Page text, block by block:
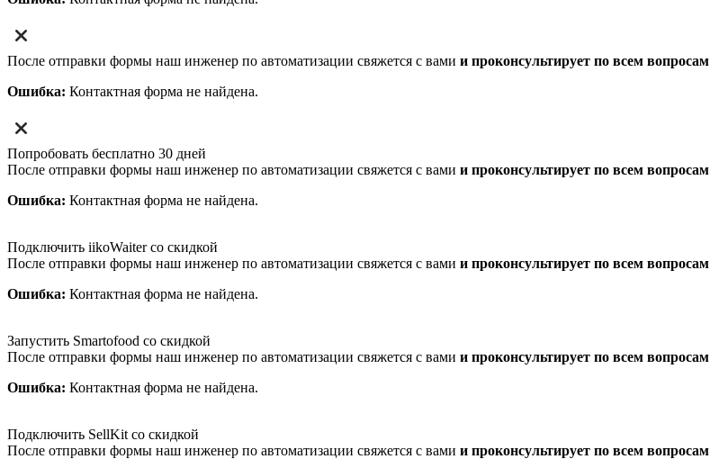
После отправки формы наш инженер по автоматизации свяжется с вами и проконсультирует по всем вопросам
Ошибка: Контактная форма не найдена.
Попробовать бесплатно 30 дней
После отправки формы наш инженер по автоматизации свяжется с вами и проконсультирует по всем вопросам
Ошибка: Контактная форма не найдена.
Подключить iikoWaiter со скидкой
После отправки формы наш инженер по автоматизации свяжется с вами и проконсультирует по всем вопросам
Ошибка: Контактная форма не найдена.
Запустить Smartofood со скидкой
После отправки формы наш инженер по автоматизации свяжется с вами и проконсультирует по всем вопросам
Ошибка: Контактная форма не найдена.
Подключить SellKit со скидкой
После отправки формы наш инженер по автоматизации свяжется с вами и проконсультирует по всем вопросам